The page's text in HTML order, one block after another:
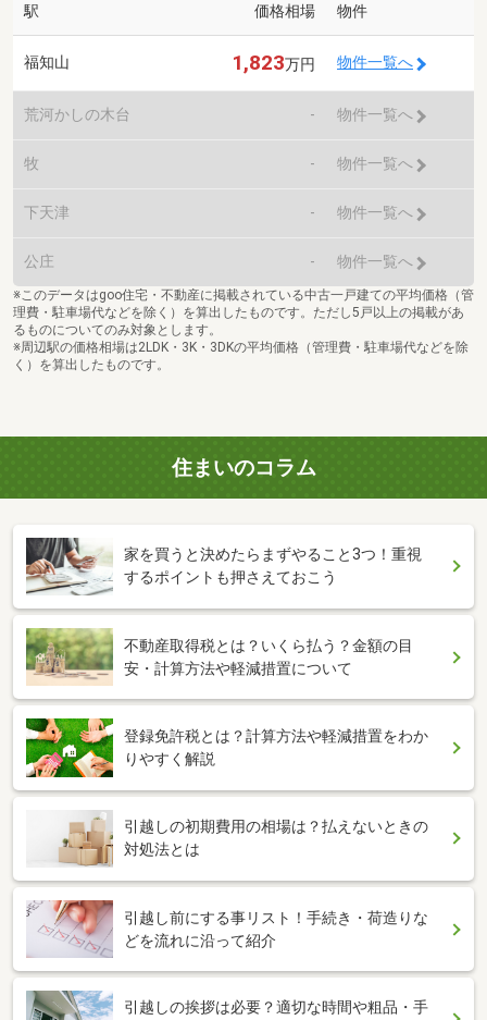
駅 価格相場 物件
福知山 1,823万円 物件一覧へ
荒河かしの木台 - 物件一覧へ
牧 - 物件一覧へ
下天津 - 物件一覧へ
公庄 - 物件一覧へ
※このデータはgoo住宅・不動産に掲載されている中古一戸建ての平均価格（管
理費・駐車場代などを除く）を算出したものです。ただし5戸以上の掲載があ
るものについてのみ対象とします。
※周辺駅の価格相場は2LDK・3K・3DKの平均価格（管理費・駐車場代などを除
く）を算出したものです。
住まいのコラム
家を買うと決めたらまずやること3つ！重視
するポイントも押さえておこう
不動産取得税とは？いくら払う？金額の目
安・計算方法や軽減措置について
登録免許税とは？計算方法や軽減措置をわか
りやすく解説
引越しの初期費用の相場は？払えないときの
対処法とは
引越し前にする事リスト！手続き・荷造りな
どを流れに沿って紹介
引越しの挨拶は必要？適切な時間や粗品・手